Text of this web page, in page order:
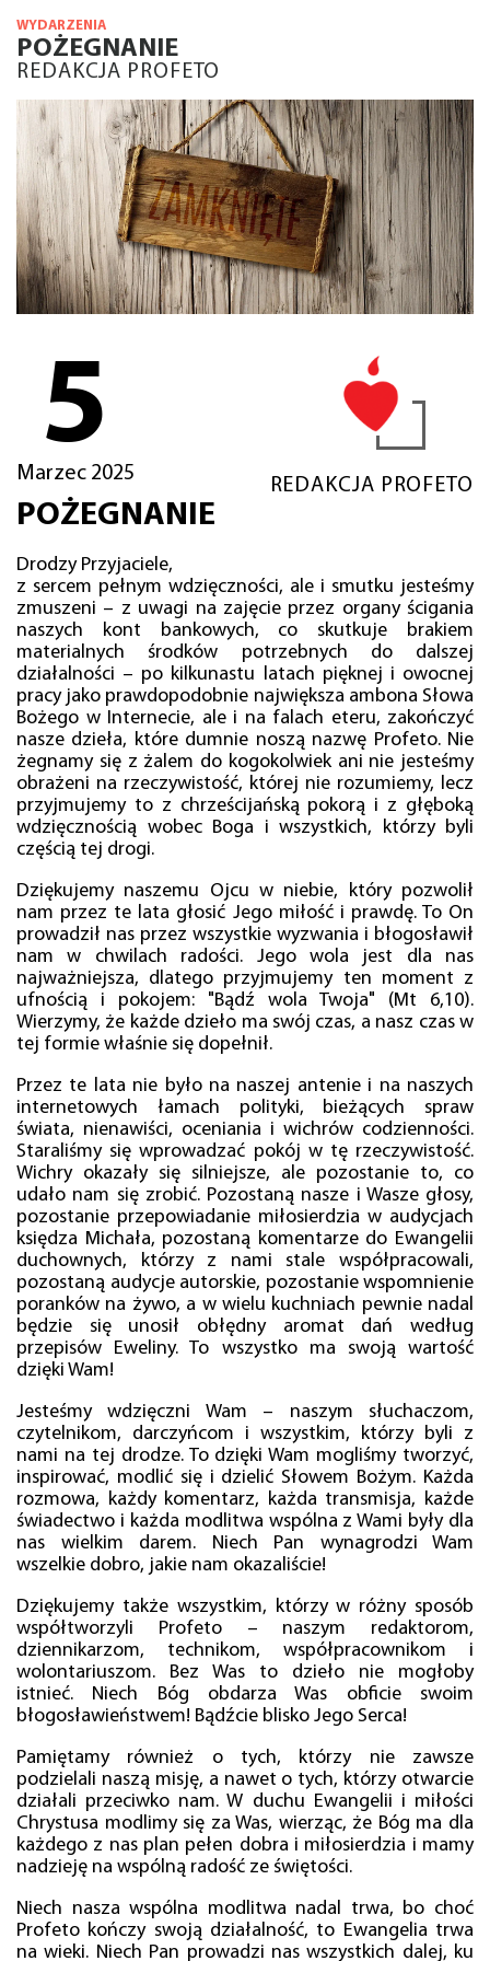
WYDARZENIA
POŻEGNANIE
REDAKCJA PROFETO
5
Marzec 2025
REDAKCJA PROFETO
POŻEGNANIE
Drodzy Przyjaciele,
z sercem pełnym wdzięczności, ale i smutku jesteśmy
zmuszeni – z uwagi na zajęcie przez organy ścigania
naszych kont bankowych, co skutkuje brakiem
materialnych środków potrzebnych do dalszej
działalności – po kilkunastu latach pięknej i owocnej
pracy jako prawdopodobnie największa ambona Słowa
Bożego w Internecie, ale i na falach eteru, zakończyć
nasze dzieła, które dumnie noszą nazwę Profeto. Nie
żegnamy się z żalem do kogokolwiek ani nie jesteśmy
obrażeni na rzeczywistość, której nie rozumiemy, lecz
przyjmujemy to z chrześcijańską pokorą i z głęboką
wdzięcznością wobec Boga i wszystkich, którzy byli
częścią tej drogi.
Dziękujemy naszemu Ojcu w niebie, który pozwolił
nam przez te lata głosić Jego miłość i prawdę. To On
prowadził nas przez wszystkie wyzwania i błogosławił
nam w chwilach radości. Jego wola jest dla nas
najważniejsza, dlatego przyjmujemy ten moment z
ufnością i pokojem: "Bądź wola Twoja" (Mt 6,10).
Wierzymy, że każde dzieło ma swój czas, a nasz czas w
tej formie właśnie się dopełnił.
Przez te lata nie było na naszej antenie i na naszych
internetowych łamach polityki, bieżących spraw
świata, nienawiści, oceniania i wichrów codzienności.
Staraliśmy się wprowadzać pokój w tę rzeczywistość.
Wichry okazały się silniejsze, ale pozostanie to, co
udało nam się zrobić. Pozostaną nasze i Wasze głosy,
pozostanie przepowiadanie miłosierdzia w audycjach
księdza Michała, pozostaną komentarze do Ewangelii
duchownych, którzy z nami stale współpracowali,
pozostaną audycje autorskie, pozostanie wspomnienie
poranków na żywo, a w wielu kuchniach pewnie nadal
będzie się unosił obłędny aromat dań według
przepisów Eweliny. To wszystko ma swoją wartość
dzięki Wam!
Jesteśmy wdzięczni Wam – naszym słuchaczom,
czytelnikom, darczyńcom i wszystkim, którzy byli z
nami na tej drodze. To dzięki Wam mogliśmy tworzyć,
inspirować, modlić się i dzielić Słowem Bożym. Każda
rozmowa, każdy komentarz, każda transmisja, każde
świadectwo i każda modlitwa wspólna z Wami były dla
nas wielkim darem. Niech Pan wynagrodzi Wam
wszelkie dobro, jakie nam okazaliście!
Dziękujemy także wszystkim, którzy w różny sposób
współtworzyli Profeto – naszym redaktorom,
dziennikarzom, technikom, współpracownikom i
wolontariuszom. Bez Was to dzieło nie mogłoby
istnieć. Niech Bóg obdarza Was obficie swoim
błogosławieństwem! Bądźcie blisko Jego Serca!
Pamiętamy również o tych, którzy nie zawsze
podzielali naszą misję, a nawet o tych, którzy otwarcie
działali przeciwko nam. W duchu Ewangelii i miłości
Chrystusa modlimy się za Was, wierząc, że Bóg ma dla
każdego z nas plan pełen dobra i miłosierdzia i mamy
nadzieję na wspólną radość ze świętości.
Niech nasza wspólna modlitwa nadal trwa, bo choć
Profeto kończy swoją działalność, to Ewangelia trwa
na wieki. Niech Pan prowadzi nas wszystkich dalej, ku